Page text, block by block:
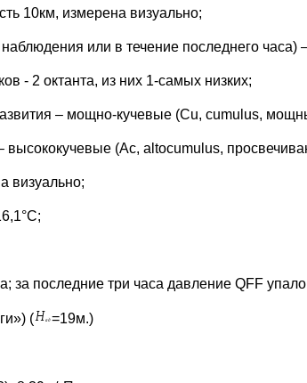
10км, измерена визуально;
или в течение последнего часа)
- 2 октанта, из них 1-самых низких;
– мощно-кучевые (Cu, cumulus,
высококучевые (Ac, altocumulus,
визуально;
за последние три часа давление QFF
( =19м.)